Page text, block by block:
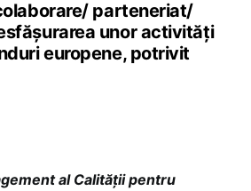
parteneriat/
unor activități
europene, potrivit
al Calității pentru